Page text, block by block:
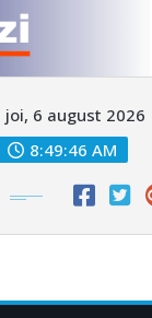
joi, 6 august 2026
8:49:48 AM